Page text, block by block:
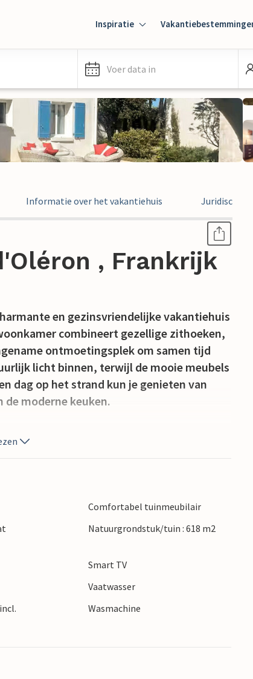
Inspiratie
Voer data in
Informatie over het vakantiehuis Juridische
, Frankrijk
en gezinsvriendelijke vakantiehuis
combineert gezellige zithoeken,
ontmoetingsplek om samen tijd
licht binnen, terwijl de mooie meubels
dag op het strand kun je genieten van
de moderne keuken.
zithoekjes op je. Begin de ochtend
liggen op korte loopafstand. Chéray,
verbindt een gratis pendelbus vele
naar Fort Boyard.
Comfortabel tuinmeubilair
Natuurgrondstuk/tuin : 618 m2
Smart TV
Vaatwasser
Wasmachine